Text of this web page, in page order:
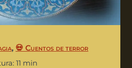
, 💀 Cuentos de terror
11 min